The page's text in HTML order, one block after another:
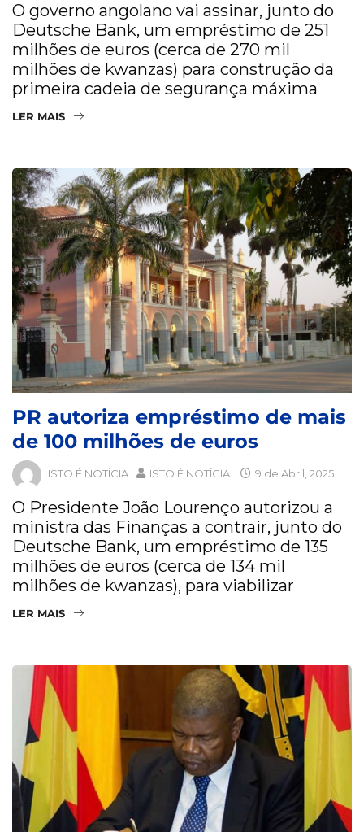
O governo angolano vai assinar, junto do
Deutsche Bank, um empréstimo de 251
milhões de euros (cerca de 270 mil
milhões de kwanzas) para construção da
primeira cadeia de segurança máxima
LER MAIS
PR autoriza empréstimo de mais
de 100 milhões de euros
ISTO É NOTÍCIA ISTO É NOTÍCIA 9 de Abril, 2025
O Presidente João Lourenço autorizou a
ministra das Finanças a contrair, junto do
Deutsche Bank, um empréstimo de 135
milhões de euros (cerca de 134 mil
milhões de kwanzas), para viabilizar
LER MAIS